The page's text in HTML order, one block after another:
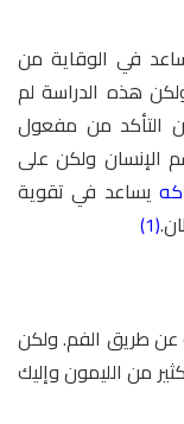
في الوقاية من
هذه الدراسة لم
التأكد من مفعول
الإنسان ولكن على
يساعد في تقوية
(1)
عن طريق الفم. ولكن
من الليمون وإليك